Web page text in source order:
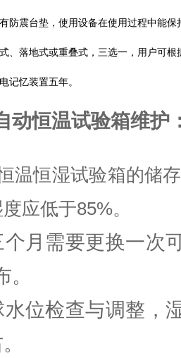
防震台垫，使用设备在使用过程中能保
、落地式或重叠式，三选一，用户可根
记忆装置五年。
动恒温试验箱维护
温恒湿试验箱的储
应低于85%。
需要更换一次
检查与调整，